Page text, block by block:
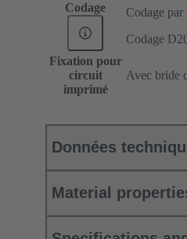
Codage
Codage
Codage
Fixation pour
circuit
imprimé
Avec bride
Données
Material